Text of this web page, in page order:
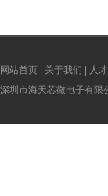
网站首页 关于我们 人
深圳市海天芯微电子有限